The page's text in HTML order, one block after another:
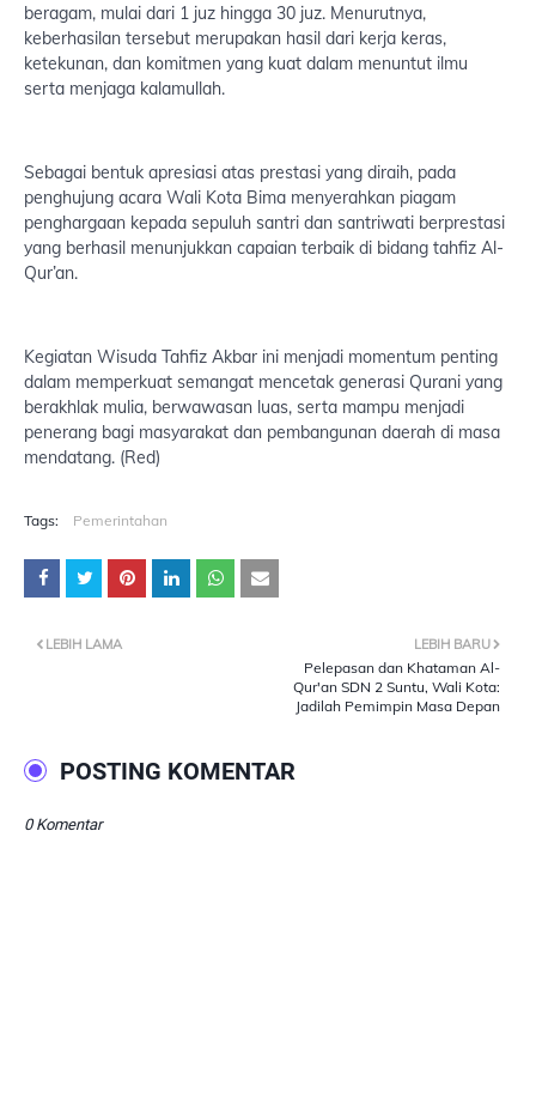
beragam, mulai dari 1 juz hingga 30 juz. Menurutnya,
keberhasilan tersebut merupakan hasil dari kerja keras,
ketekunan, dan komitmen yang kuat dalam menuntut ilmu
serta menjaga kalamullah.
Sebagai bentuk apresiasi atas prestasi yang diraih, pada
penghujung acara Wali Kota Bima menyerahkan piagam
penghargaan kepada sepuluh santri dan santriwati berprestasi
yang berhasil menunjukkan capaian terbaik di bidang tahfiz Al-
Qur’an.
Kegiatan Wisuda Tahfiz Akbar ini menjadi momentum penting
dalam memperkuat semangat mencetak generasi Qurani yang
berakhlak mulia, berwawasan luas, serta mampu menjadi
penerang bagi masyarakat dan pembangunan daerah di masa
mendatang. (Red)
Tags: Pemerintahan
LEBIH BARU
Pelepasan dan Khataman Al-
Qur'an SDN 2 Suntu, Wali Kota:
Jadilah Pemimpin Masa Depan
LEBIH LAMA
POSTING KOMENTAR
0 Komentar